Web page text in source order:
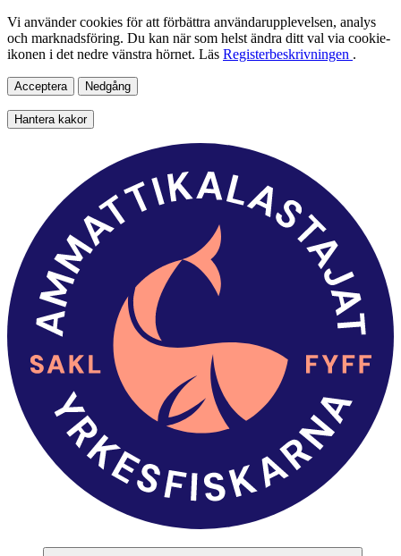
Vi använder cookies för att förbättra användarupplevelsen, analys
och marknadsföring. Du kan när som helst ändra ditt val via cookie-
ikonen i det nedre vänstra hörnet. Läs Registerbeskrivningen .
Acceptera Nedgång
Hantera kakor